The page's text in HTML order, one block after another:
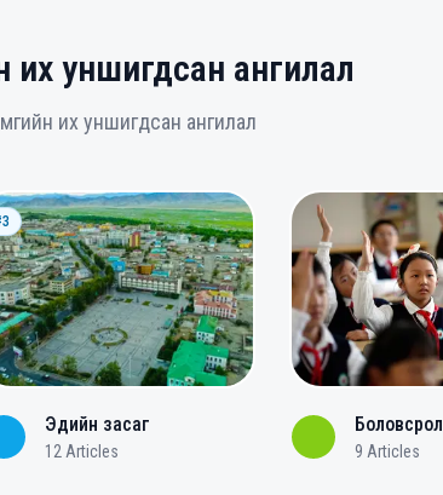
их уншигдсан ангилал
их уншигдсан ангилал
Эдийн засаг
12 Articles
Боловсрол
9 Articles